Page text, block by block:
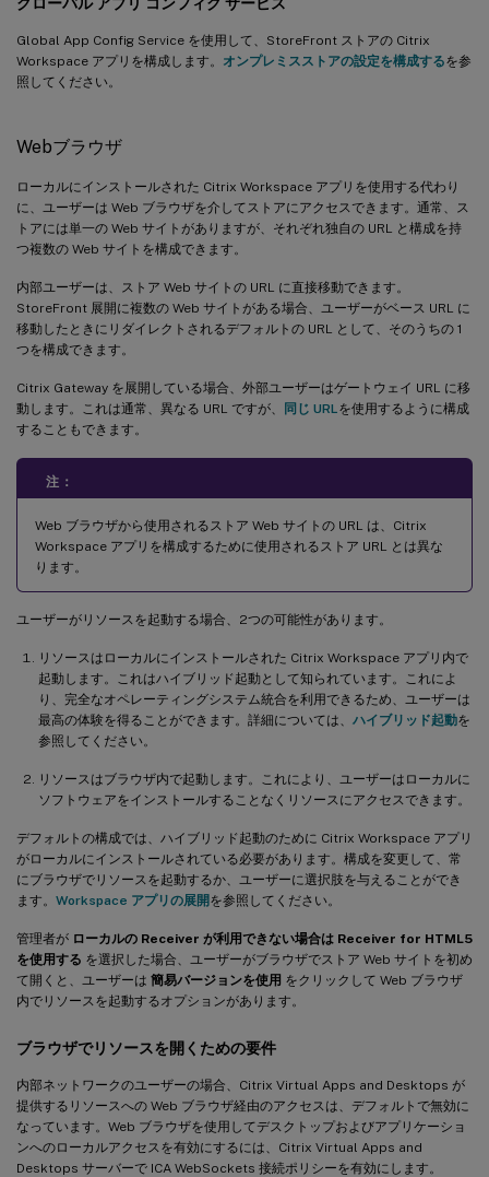
Global App Config Service を使用して、StoreFront ストアの Citrix
Workspace アプリを構成します。 オンプレミスストアの設定を構成するを参
照してください。
Webブラウザ
ローカルにインストールされた Citrix Workspace アプリを使用する代わり
に、ユーザーは Web ブラウザを介してストアにアクセスできます。通常、ス
トアには単一の Web サイトがありますが、それぞれ独自の URL と構成を持
つ複数の Web サイトを構成できます。
内部ユーザーは、ストア Web サイトの URL に直接移動できます。
StoreFront 展開に複数の Web サイトがある場合、ユーザーがベース URL に
移動したときにリダイレクトされるデフォルトの URL として、そのうちの 1
つを構成できます。
Citrix Gateway を展開している場合、外部ユーザーはゲートウェイ URL に移
動します。これは通常、異なる URL ですが、 同じ URLを使用するように構成
することもできます。
注：
Web ブラウザから使用されるストア Web サイトの URL は、Citrix
Workspace アプリを構成するために使用されるストア URL とは異な
ります。
ユーザーがリソースを起動する場合、2つの可能性があります。
リソースはローカルにインストールされた Citrix Workspace アプリ内で
起動します。これはハイブリッド起動として知られています。これによ
り、完全なオペレーティングシステム統合を利用できるため、ユーザーは
最高の体験を得ることができます。詳細については、 ハイブリッド起動を
参照してください。
リソースはブラウザ内で起動します。これにより、ユーザーはローカルに
ソフトウェアをインストールすることなくリソースにアクセスできます。
デフォルトの構成では、ハイブリッド起動のために Citrix Workspace アプリ
がローカルにインストールされている必要があります。構成を変更して、常
にブラウザでリソースを起動するか、ユーザーに選択肢を与えることができ
ます。 Workspace アプリの展開を参照してください。
管理者が ローカルの Receiver が利用できない場合は Receiver for HTML5
を使用する を選択した場合、ユーザーがブラウザでストア Web サイトを初め
て開くと、ユーザーは 簡易バージョンを使用 をクリックして Web ブラウザ
内でリソースを起動するオプションがあります。
ブラウザでリソースを開くための要件
内部ネットワークのユーザーの場合、Citrix Virtual Apps and Desktops が
提供するリソースへの Web ブラウザ経由のアクセスは、デフォルトで無効に
なっています。Web ブラウザを使用してデスクトップおよびアプリケーショ
ンへのローカルアクセスを有効にするには、Citrix Virtual Apps and
Desktops サーバーで ICA WebSockets 接続ポリシーを有効にします。